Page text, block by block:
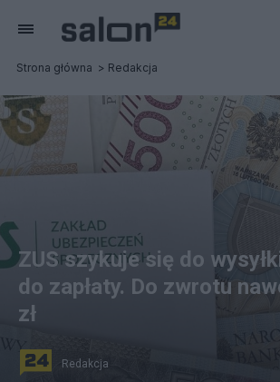
Strona główna Redakcja
ZUS szykuje się do
do zapłaty. Do zwrotu
zł
Redakcja